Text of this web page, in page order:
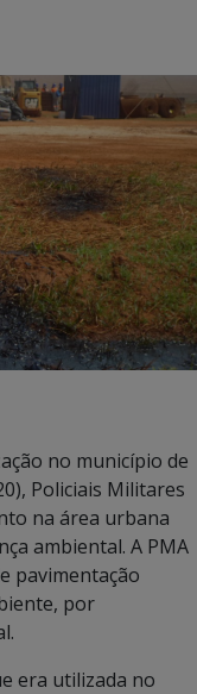
no município de
Policiais Militares
na área urbana
ambiental. A PMA
pavimentação
por
era utilizada no